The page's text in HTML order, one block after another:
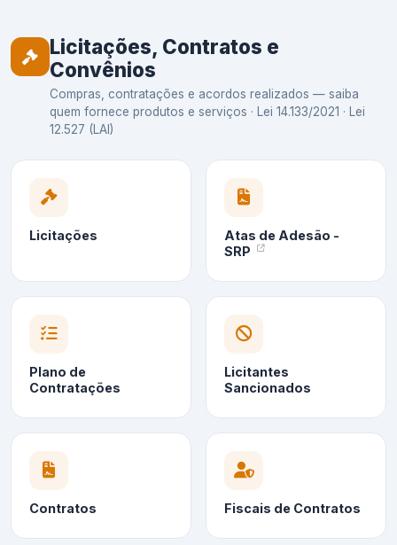
Licitações, Contratos e
Convênios
Compras, contratações e acordos realizados — saiba
quem fornece produtos e serviços · Lei 14.133/2021 · Lei
12.527 (LAI)
Licitações
Atas de Adesão -
SRP
Plano de
Contratações
Licitantes
Sancionados
Contratos Fiscais de Contratos